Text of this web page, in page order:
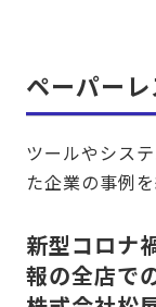
ペーパー
ツールやシス
た企業の事例を
新型コロナ
報の全店で